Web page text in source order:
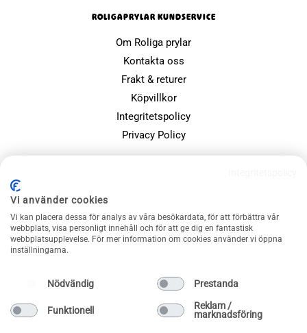
ROLIGAPRYLAR KUNDSERVICE
Om Roliga prylar
Kontakta oss
Frakt & returer
Köpvillkor
Integritetspolicy
Privacy Policy
Julklappsspelet
Merchandise
Vi använder cookies
Vi kan placera dessa för analys av våra besökardata, för att förbättra vår
webbplats, visa personligt innehåll och för att ge dig en fantastisk
webbplatsupplevelse. För mer information om cookies använder vi öppna
inställningarna.
Nödvändig Prestanda
Funktionell
Reklam /
marknadsföring